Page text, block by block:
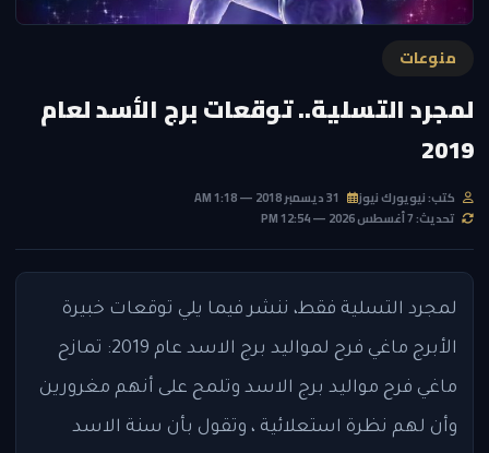
منوعات
لمجرد التسلية.. توقعات برج الأسد لعام
2019
كتب: نيويورك نيوز
تحديث: 7 أغسطس 2026 — 12:54 PM
لمجرد التسلية فقط، ننشر فيما يلي توقعات خبيرة
الأبرج ماغي فرح لمواليد برج الاسد عام 2019: تمازح
ماغي فرح مواليد برج الاسد وتلمح على أنهم مغرورين
وأن لهم نظرة استعلائية ، وتقول بأن سنة الاسد